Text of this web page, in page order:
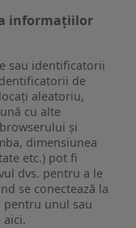
informațiilor
sau identificatorii
de
aleatoriu,
cu alte
și
dimensiunea
etc.) pot fi
dvs. pentru a le
se conectează la
pentru unul sau
aici.